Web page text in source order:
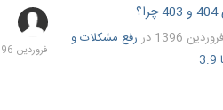
دررفع مشکلات و
23